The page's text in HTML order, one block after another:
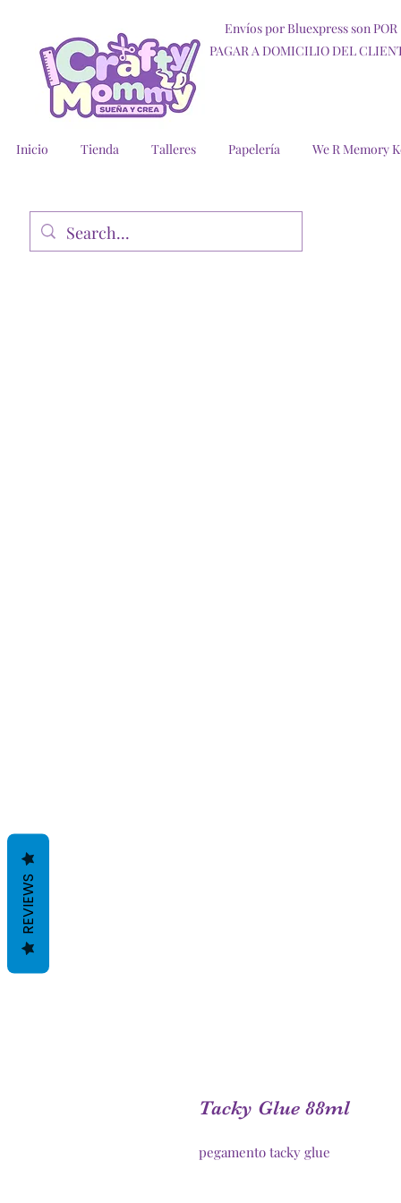
Envíos por Bluexpress son POR
PAGAR A DOMICILIO DEL
Inicio Tienda Talleres Papelería We R Memory
Tacky Glue 88ml
pegamento tacky glue
REVIEWS